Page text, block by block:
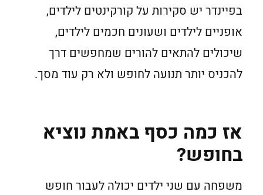
בפיינדר יש סקירות על קורקינטים לילדים,
אופניים לילדים ושעונים חכמים לילדים,
שיכולים להתאים להורים שמחפשים דרך
להכניס יותר תנועה לחופש ולא רק עוד מסך.
אז כמה כסף באמת נוציא
בחופש?
משפחה עם שני ילדים יכולה לעבור חופש